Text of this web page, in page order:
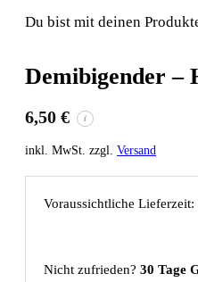
Du bist mit deinen
Demibigender –
6,50 € i
inkl. MwSt. zzgl. Versand
Voraussichtliche Lieferzeit:
Nicht zufrieden? 30 Tage